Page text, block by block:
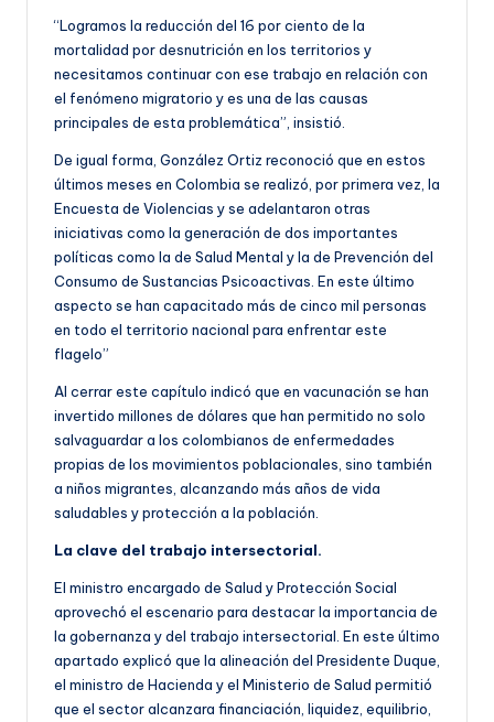
“Logramos la reducción del 16 por ciento de la
mortalidad por desnutrición en los territorios y
necesitamos continuar con ese trabajo en relación con
el fenómeno migratorio y es una de las causas
principales de esta problemática”, insistió.
De igual forma, González Ortiz reconoció que en estos
últimos meses en Colombia se realizó, por primera vez, la
Encuesta de Violencias y se adelantaron otras
iniciativas como la generación de dos importantes
políticas como la de Salud Mental y la de Prevención del
Consumo de Sustancias Psicoactivas. En este último
aspecto se han capacitado más de cinco mil personas
en todo el territorio nacional para enfrentar este
flagelo”
Al cerrar este capítulo indicó que en vacunación se han
invertido millones de dólares que han permitido no solo
salvaguardar a los colombianos de enfermedades
propias de los movimientos poblacionales, sino también
a niños migrantes, alcanzando más años de vida
saludables y protección a la población.
La clave del trabajo intersectorial.
El ministro encargado de Salud y Protección Social
aprovechó el escenario para destacar la importancia de
la gobernanza y del trabajo intersectorial. En este último
apartado explicó que la alineación del Presidente Duque,
el ministro de Hacienda y el Ministerio de Salud permitió
que el sector alcanzara financiación, liquidez, equilibrio,